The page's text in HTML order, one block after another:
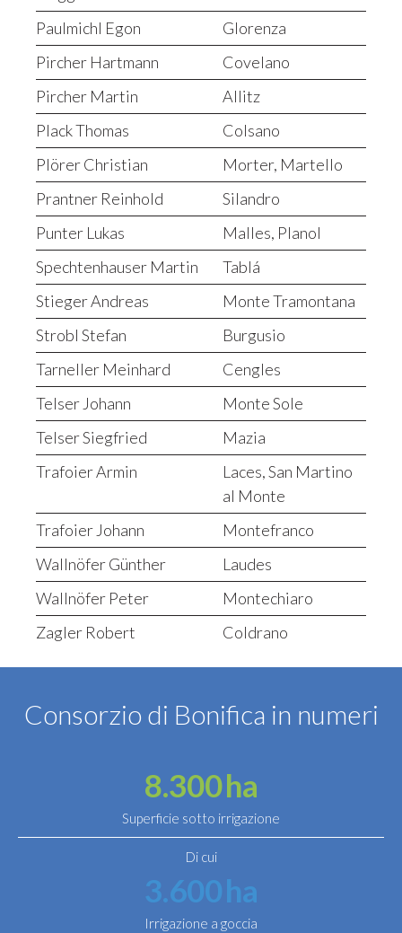
Paulmichl Egon
Glorenza
Pircher Hartmann
Covelano
Pircher Martin
Allitz
Plack Thomas
Colsano
Plörer Christian
Morter, Martello
Prantner Reinhold
Silandro
Punter Lukas
Malles, Planol
Spechtenhauser Martin
Tablá
Stieger Andreas
Monte Tramontana
Strobl Stefan
Burgusio
Tarneller Meinhard
Cengles
Telser Johann
Monte Sole
Telser Siegfried
Mazia
Trafoier Armin
Laces, San Martino
al Monte
Trafoier Johann
Montefranco
Wallnöfer Günther
Laudes
Wallnöfer Peter
Montechiaro
Zagler Robert
Coldrano
Consorzio di Bonifica in numeri
8.300ha
Superficie sotto irrigazione
Di cui
3.600ha
Irrigazione a goccia